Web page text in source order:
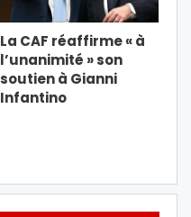
La CAF réaffirme « à
l’unanimité » son
soutien à Gianni
Infantino